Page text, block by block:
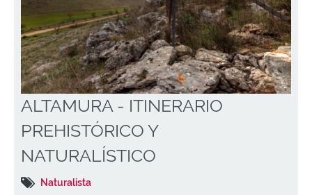
ALTAMURA - ITINERARIO
PREHISTÓRICO Y
NATURALÍSTICO
Naturalista